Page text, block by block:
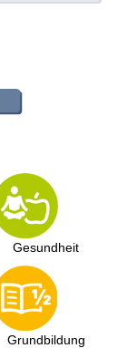
Gesundheit
Grundbildung